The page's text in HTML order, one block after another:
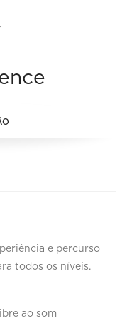
e percurso
todos os níveis.
ao som